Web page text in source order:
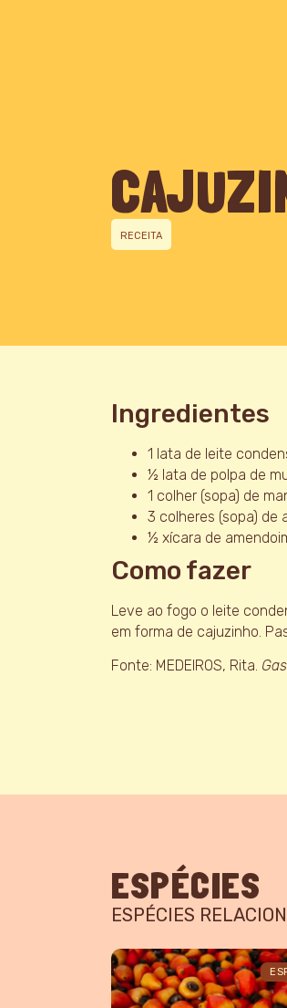
RECEITA
Ingredientes
1 lata de leite
½ lata de polpa de
1 colher (sopa) de
3 colheres (sopa) de
½ xícara de
Como fazer
Leve ao fogo o leite
em forma de cajuzinho.
Fonte: MEDEIROS, Rita.
ESPÉCIES
ESPÉCIES